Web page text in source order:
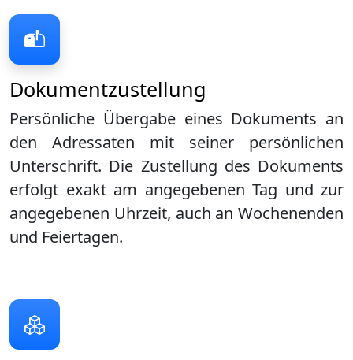
Dokumentzustellung
Persönliche Übergabe eines Dokuments an
den Adressaten mit seiner persönlichen
Unterschrift. Die Zustellung des Dokuments
erfolgt exakt am angegebenen Tag und zur
angegebenen Uhrzeit, auch an Wochenenden
und Feiertagen.